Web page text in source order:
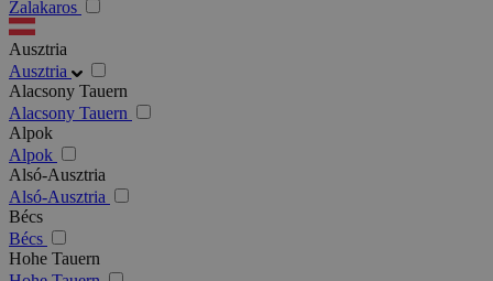
Zalakaros
Ausztria
Ausztria
Alacsony Tauern
Alacsony Tauern
Alpok
Alpok
Alsó-Ausztria
Alsó-Ausztria
Bécs
Bécs
Hohe Tauern